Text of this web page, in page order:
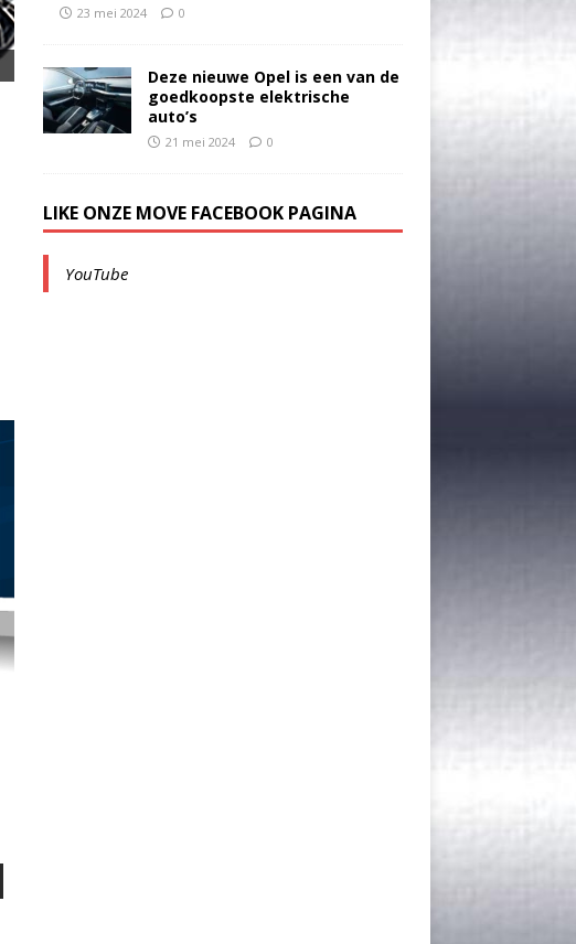
23 mei 2024 0
Deze nieuwe Opel is een van de
goedkoopste elektrische
auto’s
21 mei 2024 0
LIKE ONZE MOVE FACEBOOK PAGINA
YouTube